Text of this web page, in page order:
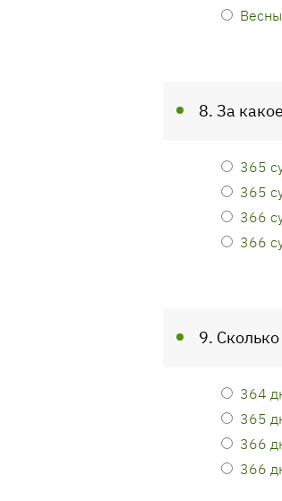
Весны
8. За
365
365
366
366
9.
364
365
366
366